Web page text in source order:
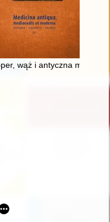
od 1945 r. : zarys
wąż i antyczna
traktatu Albucasisa